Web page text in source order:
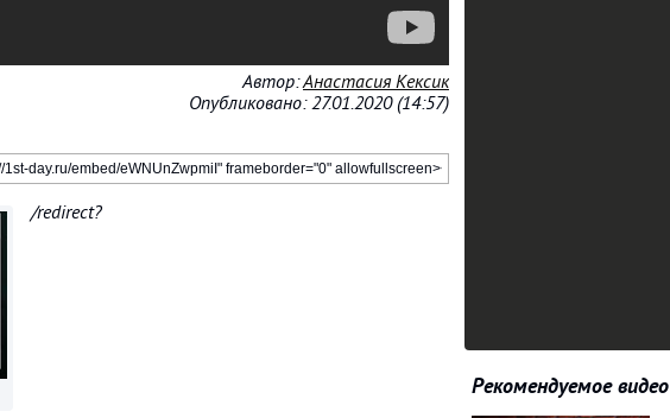
Автор:Анастасия Кексик
Опубликовано: 27.01.2020 (14:57)
/redirect?
Рекомендуемое видео